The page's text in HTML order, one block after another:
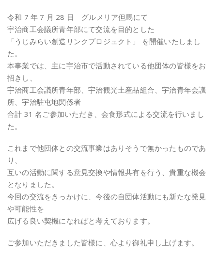
令和 7 年 7 月 28 日 グルメリア但馬にて
宇治商工会議所青年部にて交流を目的とした
「うじみらい創造リンクプロジェクト」 を開催いたしまし
た。
本事業では、主に宇治市で活動されている他団体の皆様をお
招きし、
宇治商工会議所青年部、宇治観光土産品組合、宇治青年会議
所、宇治駐屯地関係者
合計 31 名ご参加いただき、会食形式による交流を行いまし
た。
これまで他団体との交流事業はありそうで無かったものであ
り、
互いの活動に関する意見交換や情報共有を行う、貴重な機会
となりました。
今回の交流をきっかけに、今後の自団体活動にも新たな発見
や可能性を
広げる良い契機になればと考えております。
ご参加いただきました皆様に、心より御礼申し上げます。